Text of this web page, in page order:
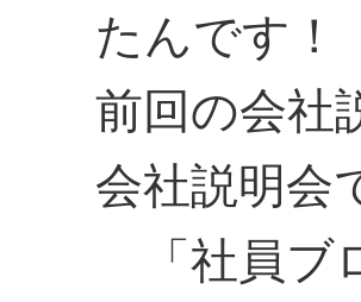
たんです！
前回の会社
会社説明会
「社員ブ